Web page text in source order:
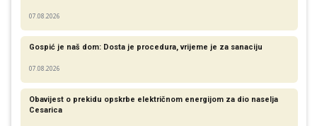
07.08.2026
Gospić je naš dom: Dosta je procedura, vrijeme je za sanaciju
07.08.2026
Obavijest o prekidu opskrbe električnom energijom za dio naselja
Cesarica